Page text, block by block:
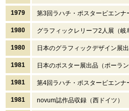
1979 第3回ラハチ・ポスタービエンナ
1980 グラフィックレリーフ2人展（岐
1980 日本のグラフィックデザイン展出
1981 日本のポスター展出品（ポーラン
1981 第4回ラハチ・ポスタービエンナ
1981 novum誌作品収録（西ドイツ）